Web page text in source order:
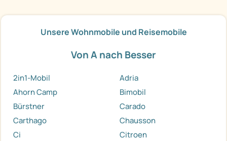
Unsere Wohnmobile und Reisemobile
Von A nach Besser
2in1-Mobil
Adria
Ahorn Camp
Bimobil
Bürstner
Carado
Carthago
Chausson
Ci
Citroen